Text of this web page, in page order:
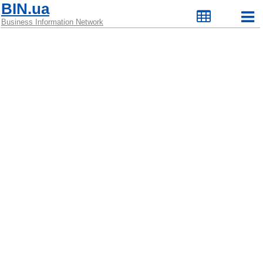
BIN.ua
Business Information Network